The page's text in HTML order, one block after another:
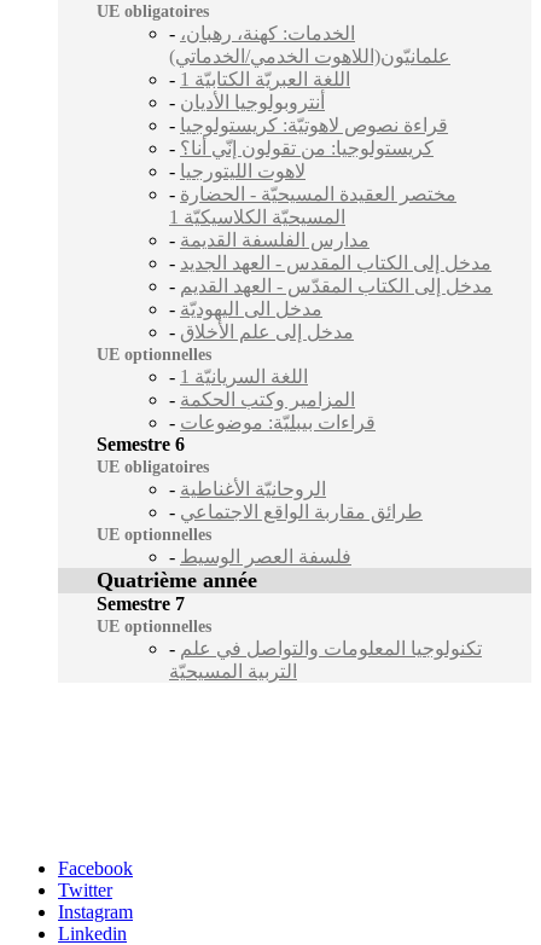
UE obligatoires
- الخدمات: كهنة، رهبان،
علمانيّون(اللاهوت الخدمي/الخدماتي)
-
اللغة العبريّة الكتابيّة 1
- أنتروبولوجيا الأديان
- قراءة نصوص لاهوتيّة: كريستولوجيا
- كريستولوجيا: من تقولون إنّي أنا؟
- لاهوت الليتورجيا
- مختصر العقيدة المسيحيّة - الحضارة
المسيحيّة الكلاسيكيّة 1
- مدارس الفلسفة القديمة
- مدخل إلى الكتاب المقدس - العهد الجديد
- مدخل إلى الكتاب المقدّس - العهد القديم
- مدخل الى اليهوديّة
- مدخل إلى علم الأخلاق
UE optionnelles
-
1 اللغة السريانيّة
- المزامير وكتب الحكمة
- قراءات بيبليّة: موضوعات
Semestre 6
UE obligatoires
- الروحانيّة الأغناطية
- طرائق مقاربة الواقع الاجتماعي
UE optionnelles
- فلسفة العصر الوسيط
Quatrième année
Semestre 7
UE optionnelles
- تكنولوجيا المعلومات والتواصل في علم
التربية المسيحيّة
Facebook
Twitter
Instagram
Linkedin